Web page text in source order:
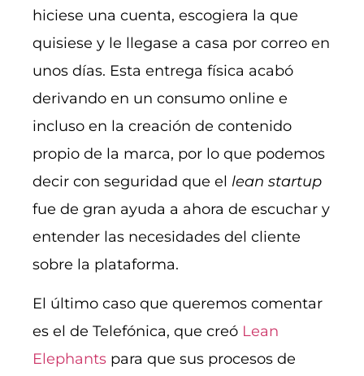
hiciese una cuenta, escogiera la que
quisiese y le llegase a casa por correo en
unos días. Esta entrega física acabó
derivando en un consumo online e
incluso en la creación de contenido
propio de la marca, por lo que podemos
decir con seguridad que el lean startup
fue de gran ayuda a ahora de escuchar y
entender las necesidades del cliente
sobre la plataforma.
El último caso que queremos comentar
es el de Telefónica, que creó Lean
Elephants para que sus procesos de